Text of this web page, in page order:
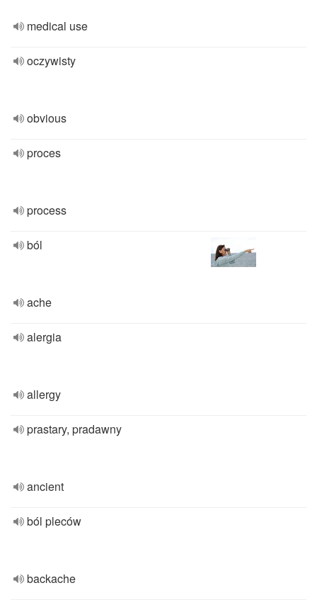
medical use
oczywisty
obvious
proces
process
ból
ache
alergia
allergy
prastary, pradawny
ancient
ból pleców
backache